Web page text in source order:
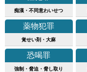
痴漢・不同意わいせつ
薬物犯罪
覚せい剤・大麻
恐喝罪
強制・脅迫・脅し取り